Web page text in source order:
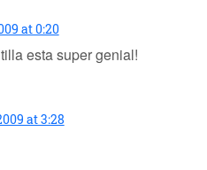
at 0:20
esta super genial!
at 3:28